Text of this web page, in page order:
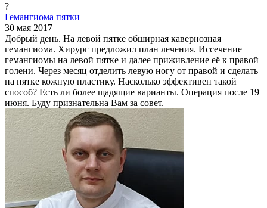
?
Гемангиома пятки
30 мая 2017
Добрый день. На левой пятке обширная кавернозная
гемангиома. Хирург предложил план лечения. Иссечение
гемангиомы на левой пятке и далее приживление её к правой
голени. Через месяц отделить левую ногу от правой и сделать
на пятке кожную пластику. Насколько эффективен такой
способ? Есть ли более щадящие варианты. Операция после 19
июня. Буду признательна Вам за совет.